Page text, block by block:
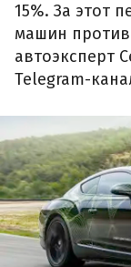
15%. За этот
машин
автоэксперт
Telegram-